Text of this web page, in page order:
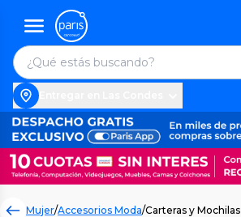
Mujer/Accesorios Moda/Carteras y Mochilas